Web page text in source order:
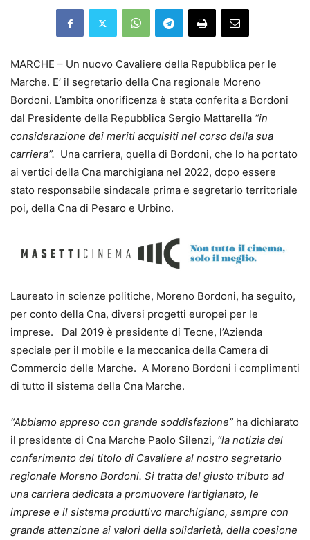
MARCHE – Un nuovo Cavaliere della Repubblica per le
Marche. E’ il segretario della Cna regionale Moreno
Bordoni. L’ambita onorificenza è stata conferita a Bordoni
dal Presidente della Repubblica Sergio Mattarella “in
considerazione dei meriti acquisiti nel corso della sua
carriera”. Una carriera, quella di Bordoni, che lo ha portato
ai vertici della Cna marchigiana nel 2022, dopo essere
stato responsabile sindacale prima e segretario territoriale
poi, della Cna di Pesaro e Urbino.
Laureato in scienze politiche, Moreno Bordoni, ha seguito,
per conto della Cna, diversi progetti europei per le
imprese. Dal 2019 è presidente di Tecne, l’Azienda
speciale per il mobile e la meccanica della Camera di
Commercio delle Marche. A Moreno Bordoni i complimenti
di tutto il sistema della Cna Marche.
“Abbiamo appreso con grande soddisfazione” ha dichiarato
il presidente di Cna Marche Paolo Silenzi, “la notizia del
conferimento del titolo di Cavaliere al nostro segretario
regionale Moreno Bordoni. Si tratta del giusto tributo ad
una carriera dedicata a promuovere l’artigianato, le
imprese e il sistema produttivo marchigiano, sempre con
grande attenzione ai valori della solidarietà, della coesione